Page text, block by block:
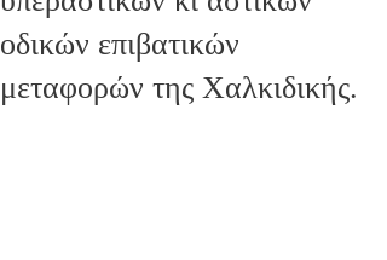
οδικών επιβατικών
μεταφορών της Χαλκιδικής.